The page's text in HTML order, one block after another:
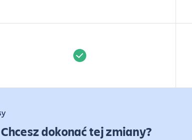
Chcesz dokonać tej zmiany?